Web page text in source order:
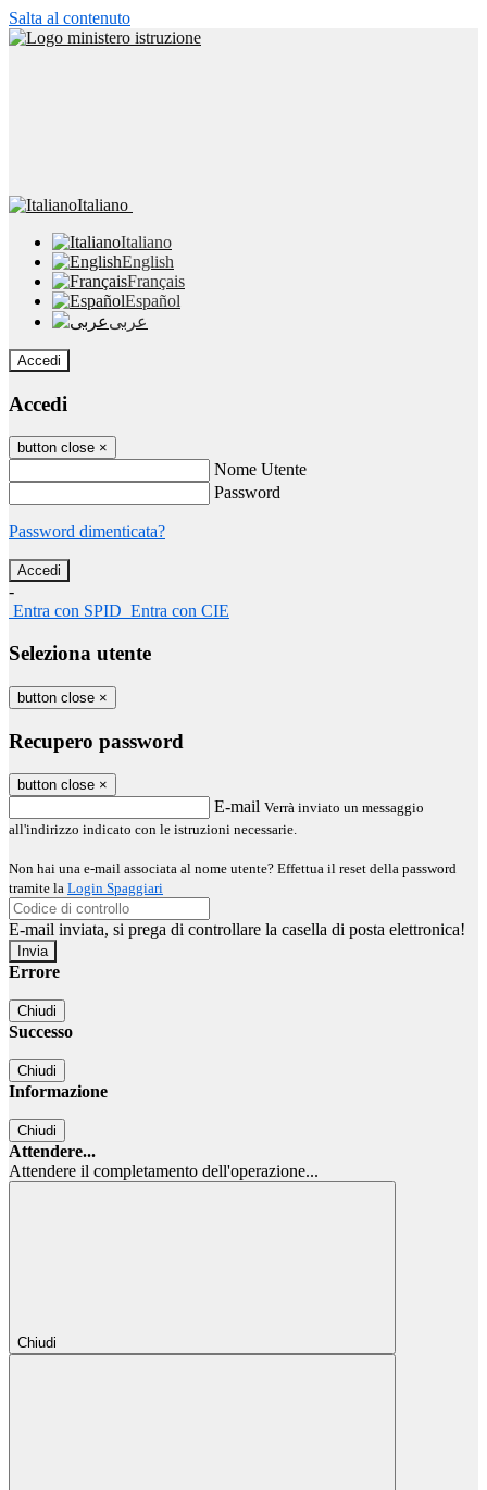
Salta al contenuto
Italiano
Italiano
English
Français
Español
عربى
Accedi
Accedi
button close ×
Nome Utente
Password
Password dimenticata?
-
Entra con SPID Entra con CIE
Seleziona utente
button close ×
Recupero password
button close ×
E-mail Verrà inviato un messaggio
all'indirizzo indicato con le istruzioni necessarie.
Non hai una e-mail associata al nome utente? Effettua il reset della password
tramite la Login Spaggiari
E-mail inviata, si prega di controllare la casella di posta elettronica!
Errore
Chiudi
Successo
Chiudi
Informazione
Chiudi
Attendere...
Attendere il completamento dell'operazione...
Chiudi